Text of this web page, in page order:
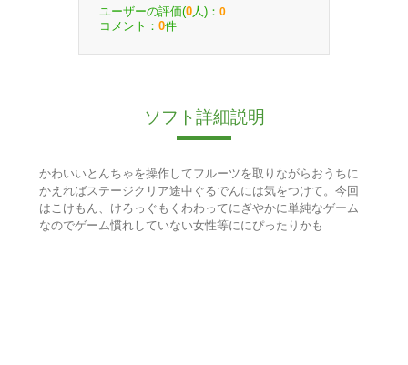
ユーザーの評価(0 人)： 0
コメント： 0件
ソフト詳細説明
かわいいとんちゃを操作してフルーツを取りながらおうちに
かえればステージクリア途中ぐるでんには気をつけて。今回
はこけもん、けろっぐもくわわってにぎやかに単純なゲーム
なのでゲーム慣れしていない女性等ににぴったりかも